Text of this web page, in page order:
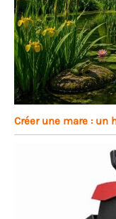
Créer une mare : un